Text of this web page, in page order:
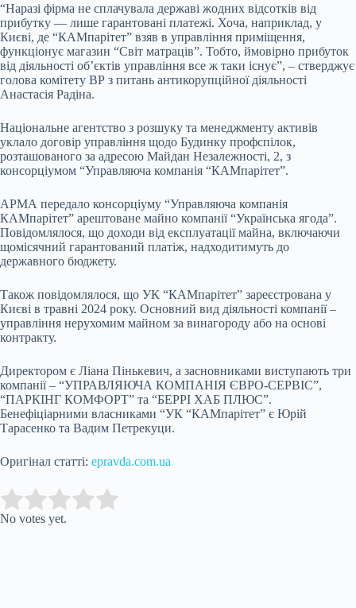
“Наразі фірма не сплачувала державі жодних відсотків від
прибутку — лише гарантовані платежі. Хоча, наприклад, у
Києві, де “КАМпарітет” взяв в управління приміщення,
функціонує магазин “Світ матраців”. Тобто, ймовірно прибуток
від діяльності об’єктів управління все ж таки існує”, – стверджує
голова комітету ВР з питань антикорупційної діяльності
Анастасія Радіна.
Національне агентство з розшуку та менеджменту активів
уклало договір управління щодо Будинку профспілок,
розташованого за адресою Майдан Незалежності, 2, з
консорціумом “Управляюча компанія “КАМпарітет”.
АРМА передало консорціуму “Управляюча компанія
КАМпарітет” арештоване майно компанії “Українська ягода”.
Повідомлялося, що доходи від експлуатації майна, включаючи
щомісячний гарантований платіж, надходитимуть до
державного бюджету.
Також повідомлялося, що УК “КАМпарітет” зареєстрована у
Києві в травні 2024 року. Основний вид діяльності компанії –
управління нерухомим майном за винагороду або на основі
контракту.
Директором є Ліана Пінькевич, а засновниками виступають три
компанії – “УПРАВЛЯЮЧА КОМПАНІЯ ЄВРО-СЕРВІС”,
“ПАРКІНГ КОМФОРТ” та “БЕРРІ ХАБ ПЛЮС”.
Бенефіціарними власниками “УК “КАМпарітет” є Юрій
Тарасенко та Вадим Петрекуци.
Оригінал статті: epravda.com.ua
Rate this item:
No votes yet.